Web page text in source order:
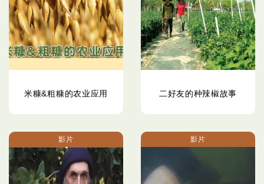
米糠&粗糠的农业应用 二好友的种辣椒故事
影片 影片